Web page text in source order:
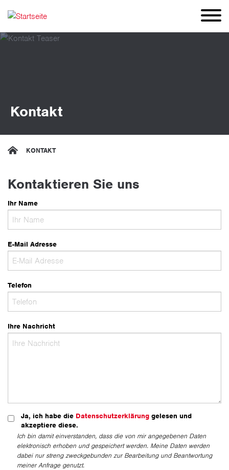
Direkt
Kontakt
KONTAKT
Kontaktieren Sie uns
Ihr Name
E-Mail Adresse
Telefon
Ihre Nachricht
Ja, ich habe die Datenschutzerklärung gelesen und
akzeptiere diese.
Ich bin damit einverstanden, dass die von mir angegebenen Daten
elektronisch erhoben und gespeichert werden. Meine Daten werden
dabei nur streng zweckgebunden zur Bearbeitung und Beantwortung
meiner Anfrage genutzt.